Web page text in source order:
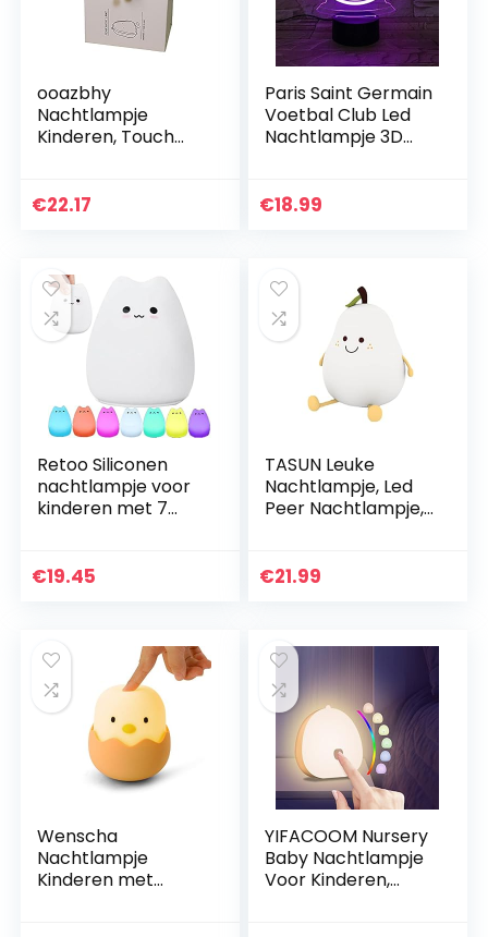
ooazbhy
Nachtlampje
Kinderen, Touch
Draagbare LED
€22.17
Paris Saint Germain
Voetbal Club Led
Nachtlampje 3D
Logo PSG
€18.99
Retoo Siliconen
nachtlampje voor
kinderen met 7
schakelaar,
€19.45
TASUN Leuke
Nachtlampje, Led
Peer Nachtlampje,
Siliconen
€21.99
Wenscha
Nachtlampje
Kinderen met
YIFACOOM Nursery
Baby Nachtlampje
Voor Kinderen,